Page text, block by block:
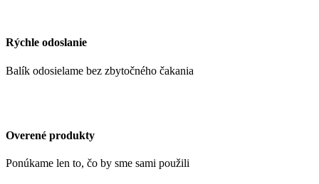
Rýchle odoslanie
Balík odosielame bez zbytočného čakania
Overené produkty
Ponúkame len to, čo by sme sami použili